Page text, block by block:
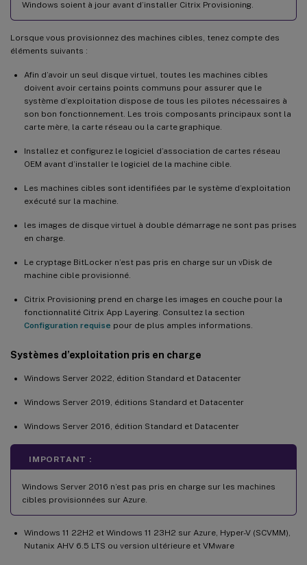
Windows soient à jour avant d’installer Citrix Provisioning.
Lorsque vous provisionnez des machines cibles, tenez compte des
éléments suivants :
Afin d’avoir un seul disque virtuel, toutes les machines cibles
doivent avoir certains points communs pour assurer que le
système d’exploitation dispose de tous les pilotes nécessaires à
son bon fonctionnement. Les trois composants principaux sont la
carte mère, la carte réseau ou la carte graphique.
Installez et configurez le logiciel d’association de cartes réseau
OEM avant d’installer le logiciel de la machine cible.
Les machines cibles sont identifiées par le système d’exploitation
exécuté sur la machine.
les images de disque virtuel à double démarrage ne sont pas prises
en charge.
Le cryptage BitLocker n’est pas pris en charge sur un vDisk de
machine cible provisionné.
Citrix Provisioning prend en charge les images en couche pour la
fonctionnalité Citrix App Layering. Consultez la section
Configuration requise pour de plus amples informations.
Systèmes d’exploitation pris en charge
Windows Server 2022, édition Standard et Datacenter
Windows Server 2019, éditions Standard et Datacenter
Windows Server 2016, édition Standard et Datacenter
IMPORTANT :
Windows Server 2016 n’est pas pris en charge sur les machines
cibles provisionnées sur Azure.
Windows 11 22H2 et Windows 11 23H2 sur Azure, Hyper-V (SCVMM),
Nutanix AHV 6.5 LTS ou version ultérieure et VMware